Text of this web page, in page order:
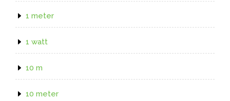
1 meter
1 watt
10 m
10 meter